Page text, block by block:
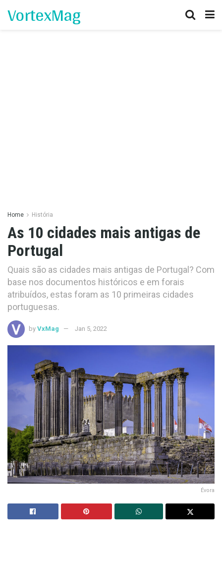
VortexMag
Home História
As 10 cidades mais antigas de
Portugal
Quais são as cidades mais antigas de Portugal? Com
base nos documentos históricos e em forais
atribuídos, estas foram as 10 primeiras cidades
portuguesas.
by VxMag Jan 5, 2022
Évora